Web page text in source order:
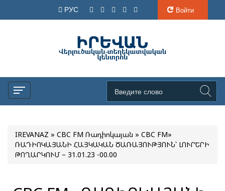
РУС Войти
IREVANAZ » CBC FM Ռադիոկայան » CBC FM»
ՌԱԴԻՈԿԱՅԱՆԻ ՀԱՅԿԱԿԱՆ ԾԱՌԱՅՈՒԹՅՈՒՆ՝ ԼՈՒՐԵՐԻ
ԹՈՂԱՐԿՈՒՄ – 31.01.23 -00.00